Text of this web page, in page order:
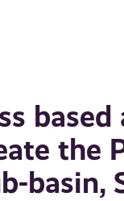
the
basin,